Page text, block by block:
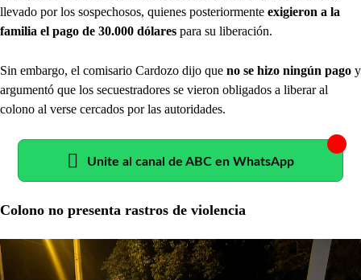
llevado por los sospechosos, quienes posteriormente exigieron a la
familia el pago de 30.000 dólares para su liberación.
Sin embargo, el comisario Cardozo dijo que no se hizo ningún pago y
argumentó que los secuestradores se vieron obligados a liberar al
colono al verse cercados por las autoridades.
Unite al canal de ABC en WhatsApp
Colono no presenta rastros de violencia